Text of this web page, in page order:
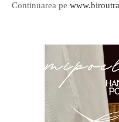
Continuarea pe